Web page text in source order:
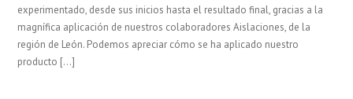
experimentado, desde sus inicios hasta el resultado final, gracias a la
magnífica aplicación de nuestros colaboradores Aislaciones, de la
región de León. Podemos apreciar cómo se ha aplicado nuestro
producto […]